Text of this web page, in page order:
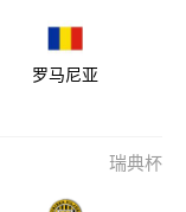
罗马尼亚
瑞典杯